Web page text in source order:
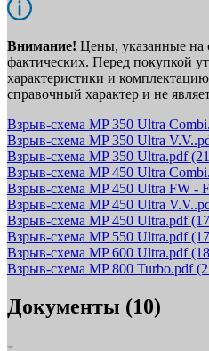
Внимание! Цены, указанные на
фактических. Перед покупкой
характеристики и
справочный характер и не
Взрыв-схема MP 350 Ultra
Взрыв-схема MP 350 Ultra
Взрыв-схема MP 350 Ultra.pdf
Взрыв-схема MP 450 Ultra
Взрыв-схема MP 450 Ultra FW -
Взрыв-схема MP 450 Ultra
Взрыв-схема MP 450 Ultra.pdf
Взрыв-схема MP 550 Ultra.pdf
Взрыв-схема MP 600 Ultra.pdf
Взрыв-схема MP 800 Turbo.pdf
Документы (10)